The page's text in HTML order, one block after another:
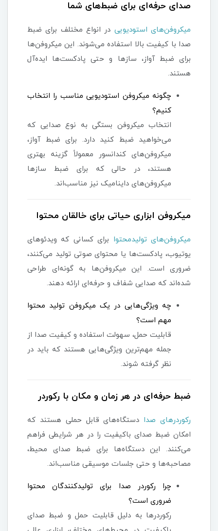
صدای حرفه‌ای برای ضبط‌های شما
میکروفن‌های استودیویی در انواع مختلف برای ضبط
صدا با کیفیت بالا استفاده می‌شوند. این میکروفن‌ها
برای ضبط آواز، سازها و حتی پادکست‌ها ایده‌آل
هستند.
چگونه میکروفن استودیویی مناسب را انتخاب
کنیم؟
انتخاب میکروفن بستگی به نوع صدایی که
می‌خواهید ضبط کنید دارد. برای ضبط آواز،
میکروفن‌های کندانسور معمولاً گزینه بهتری
هستند، در حالی که برای ضبط سازها
میکروفن‌های داینامیک نیز مناسب‌اند.
میکروفن ابزاری حیاتی برای خالقان محتوا
میکروفن‌های تولیدمحتوا برای کسانی که ویدئوهای
یوتیوب، پادکست‌ها یا محتوای صوتی تولید می‌کنند،
ضروری است. این میکروفن‌ها به گونه‌ای طراحی
شده‌اند که صدایی شفاف و حرفه‌ای ارائه دهند.
چه ویژگی‌هایی در یک میکروفن تولید محتوا
مهم است؟
قابلیت حمل، سهولت استفاده و کیفیت صدا از
جمله مهم‌ترین ویژگی‌هایی هستند که باید در
نظر گرفته شوند.
ضبط حرفه‌ای در هر زمان و مکان با رکوردر
رکوردرهای صدا دستگاه‌های قابل حملی هستند که
امکان ضبط صدای باکیفیت را در هر شرایطی فراهم
می‌کنند. این دستگاه‌ها برای ضبط صدای محیط،
مصاحبه‌ها و حتی جلسات موسیقی مناسب‌اند.
چرا رکوردر صدا برای تولیدکنندگان محتوا
ضروری است؟
رکوردرها به دلیل قابلیت حمل و ضبط صدای